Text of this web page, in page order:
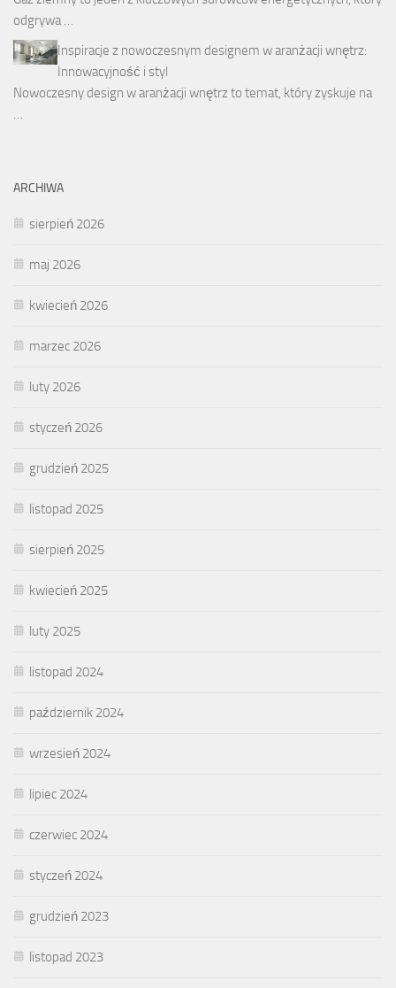
odgrywa …
Inspiracje z nowoczesnym designem w aranżacji wnętrz:
Innowacyjność i styl
Nowoczesny design w aranżacji wnętrz to temat, który zyskuje na
ARCHIWA
sierpień 2026
maj 2026
kwiecień 2026
marzec 2026
luty 2026
styczeń 2026
grudzień 2025
listopad 2025
sierpień 2025
kwiecień 2025
luty 2025
listopad 2024
październik 2024
wrzesień 2024
lipiec 2024
czerwiec 2024
styczeń 2024
grudzień 2023
listopad 2023